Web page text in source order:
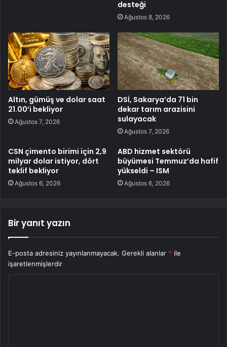
desteği
Ağustos 8, 2026
Altın, gümüş ve dolar saat
21.00’i bekliyor
Ağustos 7, 2026
DSİ, Sakarya’da 71 bin
dekar tarım arazisini
sulayacak
Ağustos 7, 2026
CSN çimento birimi için 2,9
milyar dolar istiyor, dört
teklif bekliyor
Ağustos 6, 2026
ABD hizmet sektörü
büyümesi Temmuz’da hafif
yükseldi – ISM
Ağustos 6, 2026
Bir yanıt yazın
E-posta adresiniz yayınlanmayacak. Gerekli alanlar * ile
işaretlenmişlerdir